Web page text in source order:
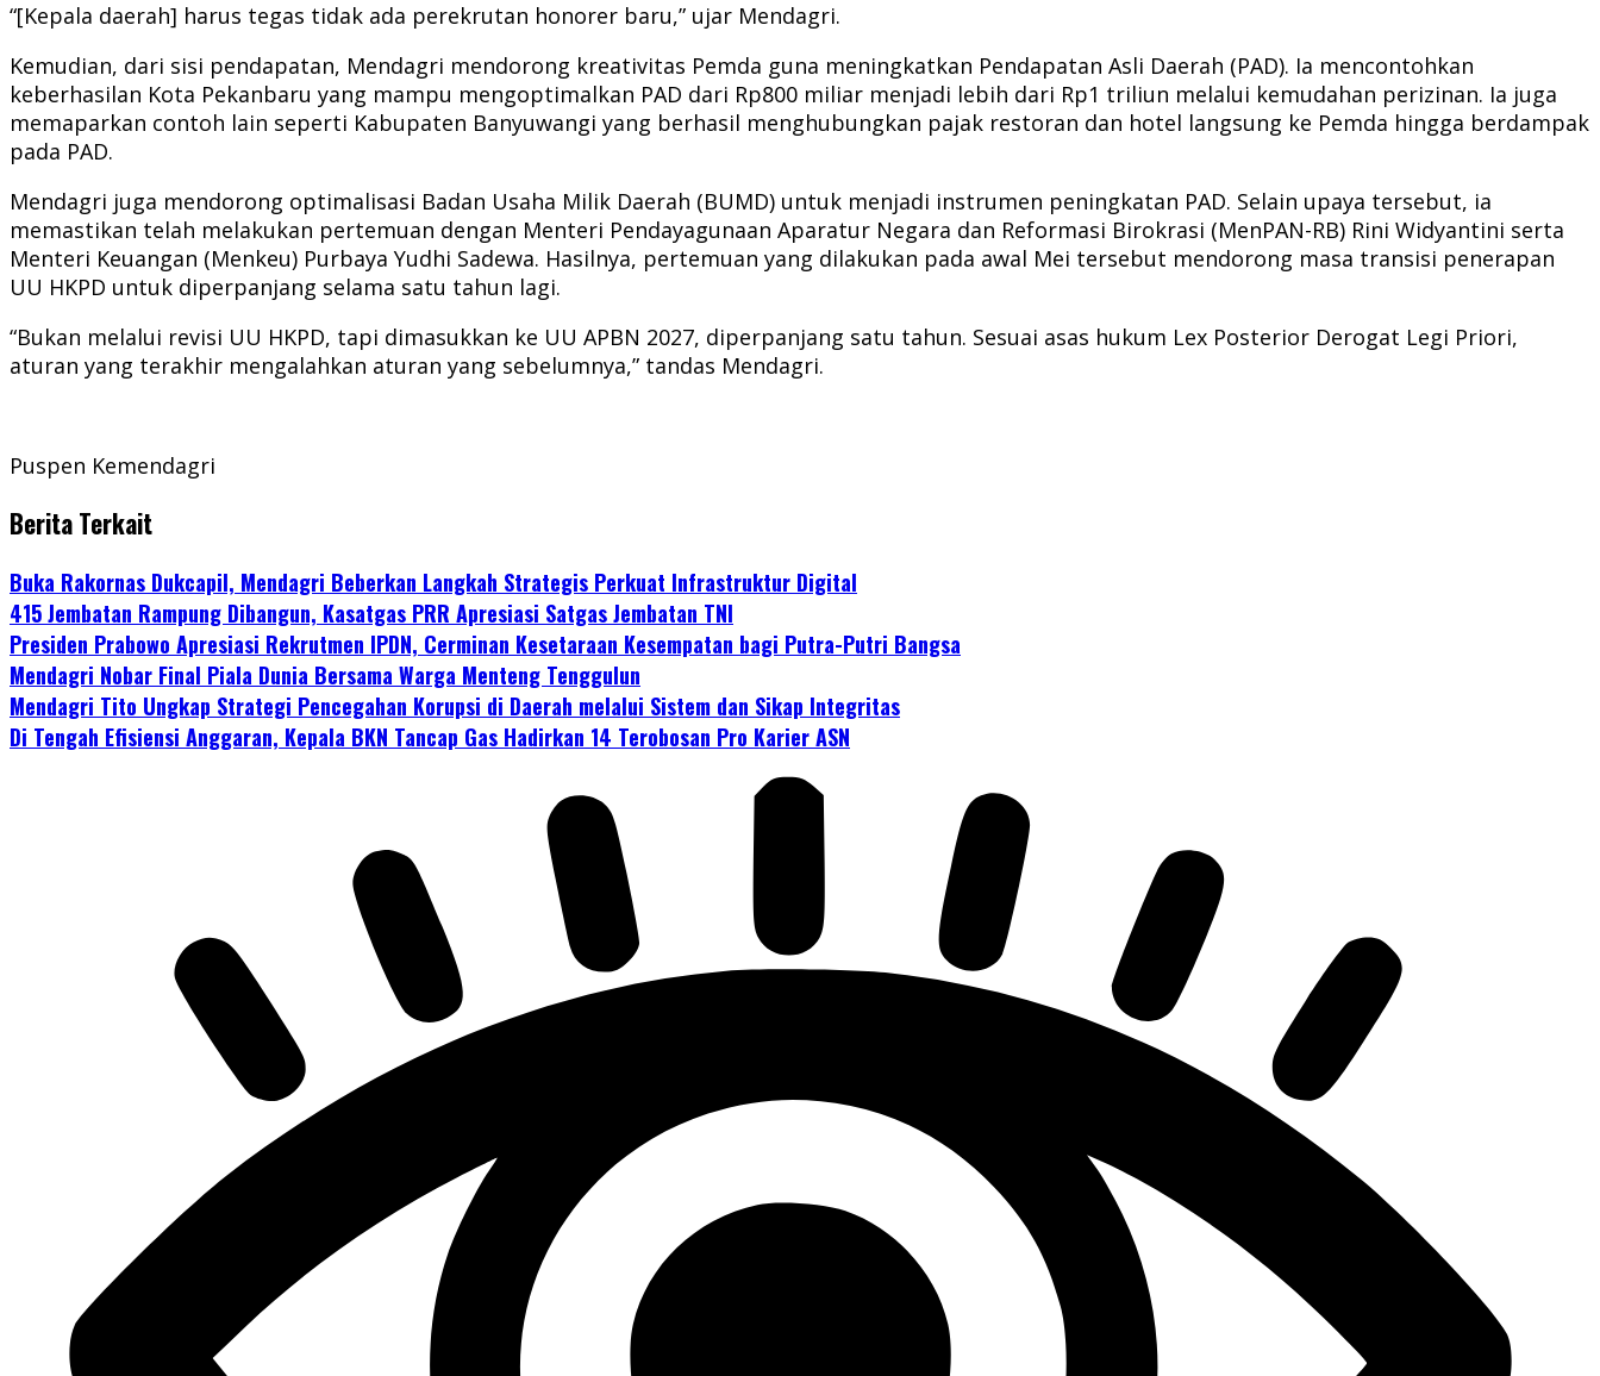
“[Kepala daerah] harus tegas tidak ada perekrutan honorer baru,” ujar Mendagri.
Kemudian, dari sisi pendapatan, Mendagri mendorong kreativitas Pemda guna meningkatkan Pendapatan Asli Daerah (PAD). Ia mencontohkan
keberhasilan Kota Pekanbaru yang mampu mengoptimalkan PAD dari Rp800 miliar menjadi lebih dari Rp1 triliun melalui kemudahan perizinan. Ia juga
memaparkan contoh lain seperti Kabupaten Banyuwangi yang berhasil menghubungkan pajak restoran dan hotel langsung ke Pemda hingga berdampak
pada PAD.
Mendagri juga mendorong optimalisasi Badan Usaha Milik Daerah (BUMD) untuk menjadi instrumen peningkatan PAD. Selain upaya tersebut, ia
memastikan telah melakukan pertemuan dengan Menteri Pendayagunaan Aparatur Negara dan Reformasi Birokrasi (MenPAN-RB) Rini Widyantini serta
Menteri Keuangan (Menkeu) Purbaya Yudhi Sadewa. Hasilnya, pertemuan yang dilakukan pada awal Mei tersebut mendorong masa transisi penerapan
UU HKPD untuk diperpanjang selama satu tahun lagi.
“Bukan melalui revisi UU HKPD, tapi dimasukkan ke UU APBN 2027, diperpanjang satu tahun. Sesuai asas hukum Lex Posterior Derogat Legi Priori,
aturan yang terakhir mengalahkan aturan yang sebelumnya,” tandas Mendagri.
Puspen Kemendagri
Berita Terkait
Buka Rakornas Dukcapil, Mendagri Beberkan Langkah Strategis Perkuat Infrastruktur Digital
415 Jembatan Rampung Dibangun, Kasatgas PRR Apresiasi Satgas Jembatan TNI
Presiden Prabowo Apresiasi Rekrutmen IPDN, Cerminan Kesetaraan Kesempatan bagi Putra-Putri Bangsa
Mendagri Nobar Final Piala Dunia Bersama Warga Menteng Tenggulun
Mendagri Tito Ungkap Strategi Pencegahan Korupsi di Daerah melalui Sistem dan Sikap Integritas
Di Tengah Efisiensi Anggaran, Kepala BKN Tancap Gas Hadirkan 14 Terobosan Pro Karier ASN